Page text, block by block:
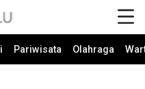
Pariwisata Olahraga